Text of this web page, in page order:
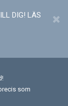
DIG! LÄS
som